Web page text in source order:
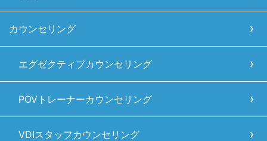
カウンセリング
エグゼクティブカウンセリング
POVトレーナーカウンセリング
VDIスタッフカウンセリング